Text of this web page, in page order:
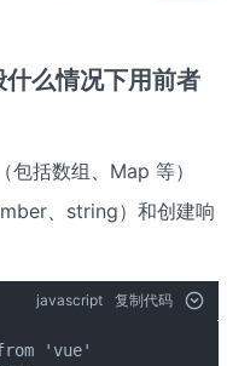
么情况下用前者
包括数组、Map 等）
、string）和创建响
javascript 复制代码
'vue'